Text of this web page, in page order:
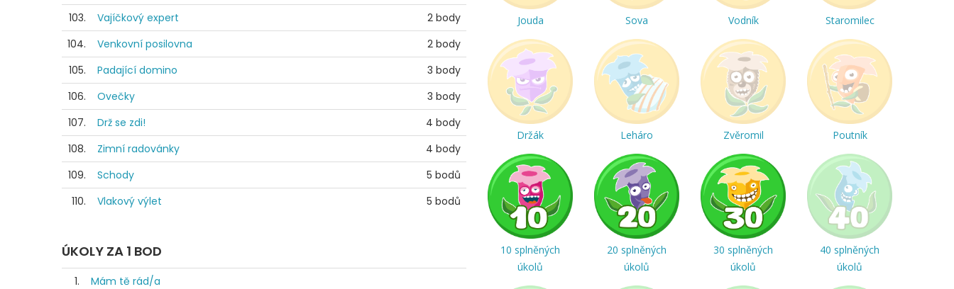
103.
Vajíčkový expert
2 body
104.
Venkovní posilovna
2 body
105.
Padající domino
3 body
106.
Ovečky
3 body
107.
Drž se zdi!
4 body
108.
Zimní radovánky
4 body
109.
Schody
5 bodů
110.
Vlakový výlet 5 bodů
ÚKOLY ZA 1 BOD
1.
Mám tě rád/a
Jouda Sova Vodník Staromilec
Držák Leháro Zvěromil Poutník
10 splněných
úkolů
20 splněných
úkolů
30 splněných
úkolů
40 splněných
úkolů